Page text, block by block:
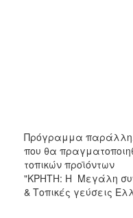
Πρόγραμμα
που θα
τοπικών προϊόντων
"ΚΡΗΤΗ: Η Μεγάλη
& Τοπικές γεύσεις